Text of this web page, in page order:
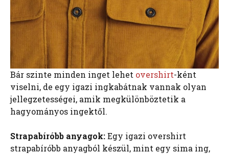
Bár szinte minden inget lehet overshirt-ként
viselni, de egy igazi ingkabátnak vannak olyan
jellegzetességei, amik megkülönböztetik a
hagyományos ingektől.
Strapabíróbb anyagok:Egy igazi overshirt
strapabíróbb anyagból készül, mint egy sima ing,